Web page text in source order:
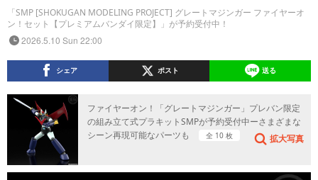
「SMP [SHOKUGAN MODELING PROJECT] グレートマジンガー ファイヤーオ
ン！セット【プレミアムバンダイ限定】」が予約受付中！
2026.5.10 Sun 22:00
シェア ポスト 送る
ファイヤーオン！「グレートマジンガー」プレバン限定
の組み立て式プラキットSMPが予約受付中ーさまざまな
シーン再現可能なパーツも
全 10 枚 拡大写真